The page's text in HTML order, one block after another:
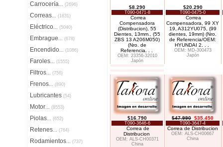
Carrocería... (2696)
Correas... (1831)
Eléctrico... (5040)
Embrague... (678)
Encendido... (1086)
Faroles... (1555)
Filtros... (756)
Frenos... (890)
Lubricantes (54)
Motor... (8553)
Piolas... (652)
Retenes... (764)
Rodamientos... (737)
$8.290
T090-0471-8
Correa
Compensadora
(Distribucion), 55
Dientes, 13mm., (55
ZBS 13 A206M050)
(Nro. de
Referencia
OEM: 23356-32010
Japón
$20.290
T090-0475-0
Correa
Compensadora, 99 XY
19, A312YU075, (99
dientes, 19mm) (Nro.
de Referencia/OEM:
HYUNDAI 2
OEM: MD-300473
Japón
$16.790
T090-3646-6
Correa de
Distribucion
OEM: ALS-CH00371
China
$47.990 $35.450
T090-3647-4
Correa de Distribucion
OEM: ALS-CH00667
China